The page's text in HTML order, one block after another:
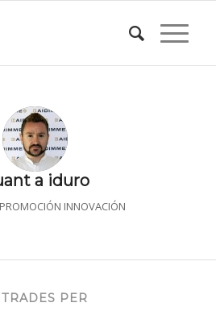
a iduro
INNOVACIÓN
PER